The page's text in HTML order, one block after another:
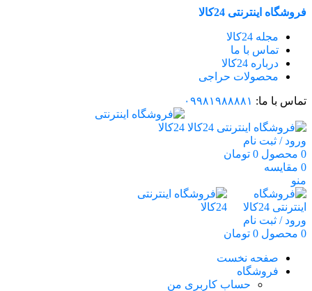
فروشگاه اینترنتی 24کالا
مجله 24کالا
تماس با ما
درباره 24کالا
محصولات حراجی
تماس با ما: ۰۹۹۸۱۹۸۸۸۸۱
ورود / ثبت نام
0 محصول 0 تومان
0 مقایسه
منو
ورود / ثبت نام
0 محصول 0 تومان
صفحه نخست
فروشگاه
حساب کاربری من